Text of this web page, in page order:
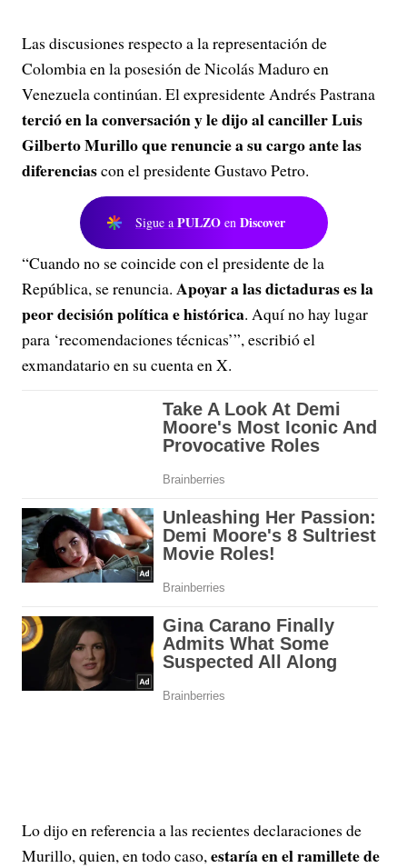
Las discusiones respecto a la representación de
Colombia en la posesión de Nicolás Maduro en
Venezuela continúan. El expresidente Andrés Pastrana
terció en la conversación y le dijo al canciller Luis
Gilberto Murillo que renuncie a su cargo ante las
diferenciascon el presidente Gustavo Petro.
Sigue a PULZO en Discover
“Cuando no se coincide con el presidente de la
República, se renuncia. Apoyar a las dictaduras es la
peor decisión política e histórica. Aquí no hay lugar
para ‘recomendaciones técnicas’”, escribió el
exmandatario en su cuenta en X.
Lo dijo en referencia a las recientes declaraciones de
Murillo, quien, en todo caso,estaría en el ramillete de